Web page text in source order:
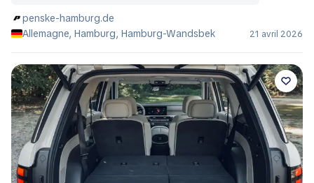
penske-hamburg.de
Allemagne, Hamburg, Hamburg-Wandsbek
21 avril 2026